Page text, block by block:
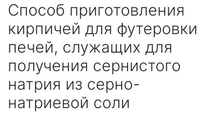
Способ приготовления
кирпичей для футеровки
печей, служащих для
получения сернистого
натрия из серно-
натриевой соли